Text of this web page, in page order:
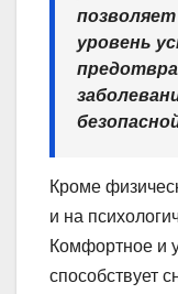
уровень
Кроме
и на
Комфортное и
способствует